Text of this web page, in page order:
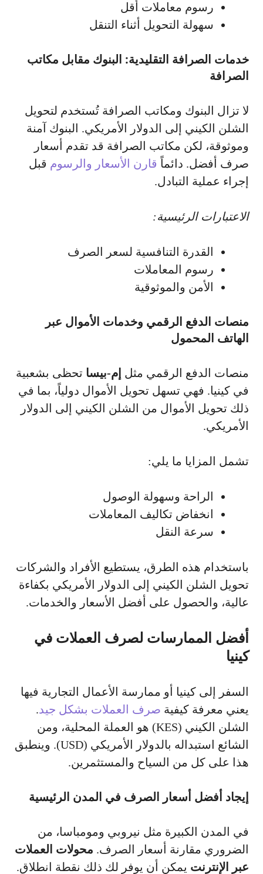
رسوم معاملات أقل
سهولة التحويل أثناء التنقل
خدمات الصرافة التقليدية: البنوك مقابل مكاتب
الصرافة
لا تزال البنوك ومكاتب الصرافة تُستخدم لتحويل
الشلن الكيني إلى الدولار الأمريكي. البنوك آمنة
وموثوقة، لكن مكاتب الصرافة قد تقدم أسعار
صرف أفضل. دائماً قارن الأسعار والرسوم قبل
إجراء عملية التبادل.
الاعتبارات الرئيسية:
القدرة التنافسية لسعر الصرف
رسوم المعاملات
الأمن والموثوقية
منصات الدفع الرقمي وخدمات الأموال عبر
الهاتف المحمول
منصات الدفع الرقمي مثل إم-بيسا تحظى بشعبية
في كينيا. فهي تسهل تحويل الأموال دولياً، بما في
ذلك تحويل الأموال من الشلن الكيني إلى الدولار
الأمريكي.
تشمل المزايا ما يلي:
الراحة وسهولة الوصول
انخفاض تكاليف المعاملات
سرعة النقل
باستخدام هذه الطرق، يستطيع الأفراد والشركات
تحويل الشلن الكيني إلى الدولار الأمريكي بكفاءة
عالية، والحصول على أفضل الأسعار والخدمات.
أفضل الممارسات لصرف العملات في
كينيا
السفر إلى كينيا أو ممارسة الأعمال التجارية فيها
يعني معرفة كيفية صرف العملات بشكل جيد.
الشلن الكيني (KES) هو العملة المحلية، ومن
الشائع استبداله بالدولار الأمريكي (USD). وينطبق
هذا على كل من السياح والمستثمرين.
إيجاد أفضل أسعار الصرف في المدن الرئيسية
في المدن الكبيرة مثل نيروبي ومومباسا، من
الضروري مقارنة أسعار الصرف. محولات العملات
عبر الإنترنت يمكن أن يوفر لك ذلك نقطة انطلاق.